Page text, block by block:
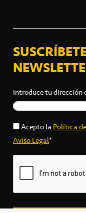
Introduce tu dirección
Acepto laPolítica
Aviso Legal*